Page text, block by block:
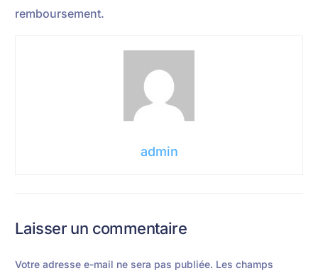
remboursement.
admin
Laisser un commentaire
Votre adresse e-mail ne sera pas publiée. Les champs